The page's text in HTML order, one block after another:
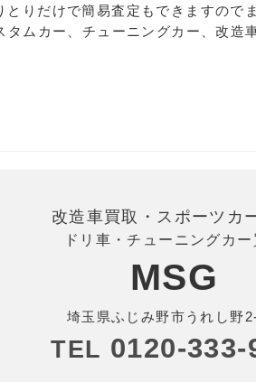
りだけで簡易査定もできますので
ムカー、チューニングカー、改造
改造車買取・スポーツカ
ドリ車・チューニングカー
MSG
埼玉県ふじみ野市うれし野
TEL 0120-333-